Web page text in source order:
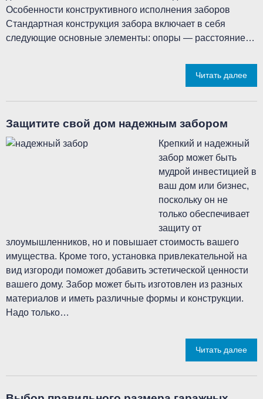
Особенности конструктивного исполнения заборов
Стандартная конструкция забора включает в себя
следующие основные элементы: опоры — расстояние…
Читать далее
Защитите свой дом надежным забором
Крепкий и надежный
забор может быть
мудрой инвестицией в
ваш дом или бизнес,
поскольку он не
только обеспечивает
защиту от
злоумышленников, но и повышает стоимость вашего
имущества. Кроме того, установка привлекательной на
вид изгороди поможет добавить эстетической ценности
вашего дому. Забор может быть изготовлен из разных
материалов и иметь различные формы и конструкции.
Надо только…
Читать далее